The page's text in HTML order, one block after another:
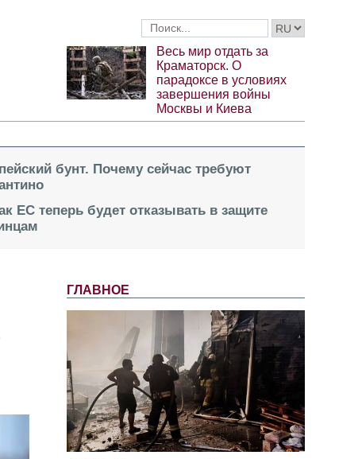
Весь мир отдать за
Краматорск. О
парадоксе в условиях
завершения войны
Москвы и Киева
бунт. Почему сейчас требуют
ЕС теперь будет отказывать в защите
ГЛАВНОЕ